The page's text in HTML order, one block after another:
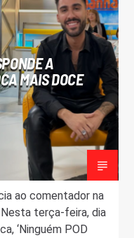
A
MAIS DOCE
ao comentador na
Nesta terça-feira, dia
‘Ninguém POD